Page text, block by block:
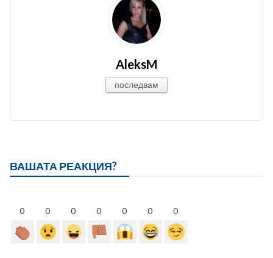
AleksM
последвам
ВАШАТА РЕАКЦИЯ?
0 0 0 0 0 0 0